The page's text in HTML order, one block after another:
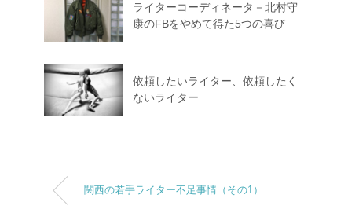
ライターコーディネータ－北村守
康のFBをやめて得た5つの喜び
依頼したいライター、依頼したく
ないライター
関西の若手ライター不足事情（その1）